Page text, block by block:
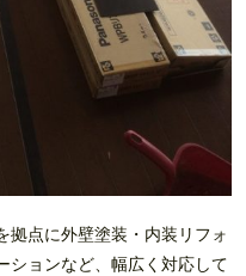
拠点に外壁塗装・内装リフォ
ションなど、幅広く対応して